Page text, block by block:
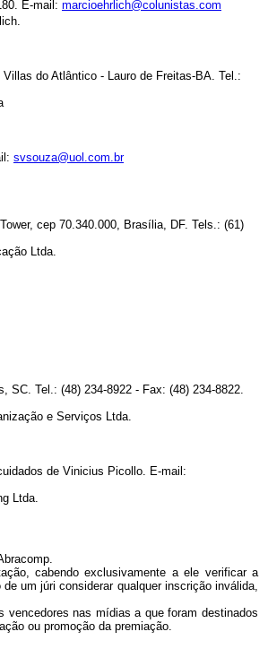
E-mail: marcioehrlich@colunistas.com
do Atlântico - Lauro de Freitas-BA. Tel.:
svsouza@uol.com.br
cep 70.340.000, Brasília, DF. Tels.: (61)
Ltda.
SC. Tel.: (48) 234-8922 - Fax: (48) 234-8822.
e Serviços Ltda.
de Vinicius Picollo. E-mail:
Ltda.
cabendo exclusivamente a ele verificar a
um júri considerar qualquer inscrição inválida,
vencedores nas mídias a que foram destinados
ou promoção da premiação.